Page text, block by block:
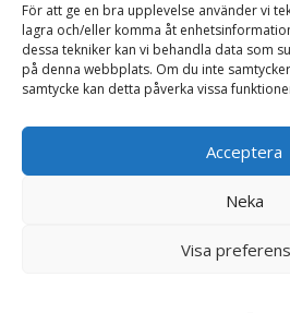
För att ge en bra upplevelse använder vi
lagra och/eller komma åt
dessa tekniker kan vi behandla data som
på denna webbplats. Om du inte
samtycke kan detta påverka vissa
Acceptera
Neka
Visa
Bli först med att
‘Mother of Pearl’, frö –
Din e-postadress kommer inte